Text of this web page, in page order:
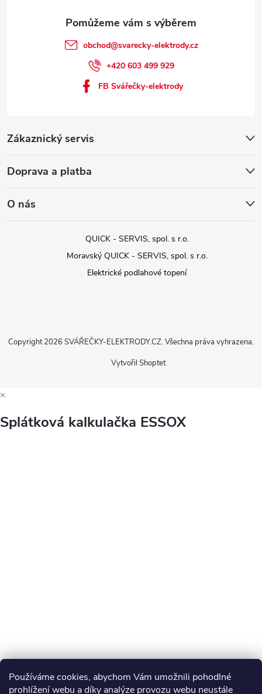
Používáme cookies, abychom Vám umožnili pohodlné
prohlížení webu a díky analýze provozu webu neustále
Zákaznický servis
Doprava a platba
O nás
obchod@svarecky-elektrody.cz
+420 603 499 929
FB Svářečky-elektrody
QUICK - SERVIS, spol. s r.o.
Moravský QUICK - SERVIS, spol. s r.o.
Elektrické podlahové topení
Vytvořil Shoptet
Copyright 2026 SVÁŘEČKY-ELEKTRODY.CZ. Všechna práva vyhrazena.
×
Splátková kalkulačka ESSOX